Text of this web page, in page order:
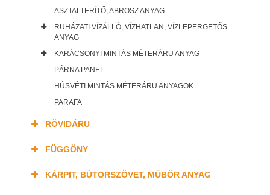
ASZTALTERÍTŐ, ABROSZ ANYAG
RUHÁZATI VÍZÁLLÓ, VÍZHATLAN, VÍZLEPERGETŐS
ANYAG
KARÁCSONYI MINTÁS MÉTERÁRU ANYAG
PÁRNA PANEL
HÚSVÉTI MINTÁS MÉTERÁRU ANYAGOK
PARAFA
RÖVIDÁRU
FÜGGÖNY
KÁRPIT, BÚTORSZÖVET, MŰBŐR ANYAG